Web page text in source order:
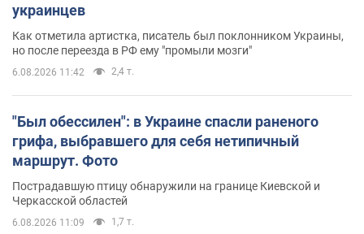
украинцев
Как отметила артистка, писатель был поклонником Украины,
но после переезда в РФ ему "промыли мозги"
6.08.2026 11:42 2,4 т.
"Был обессилен": в Украине спасли раненого
грифа, выбравшего для себя нетипичный
маршрут. Фото
Пострадавшую птицу обнаружили на границе Киевской и
Черкасской областей
6.08.2026 11:09 1,7 т.